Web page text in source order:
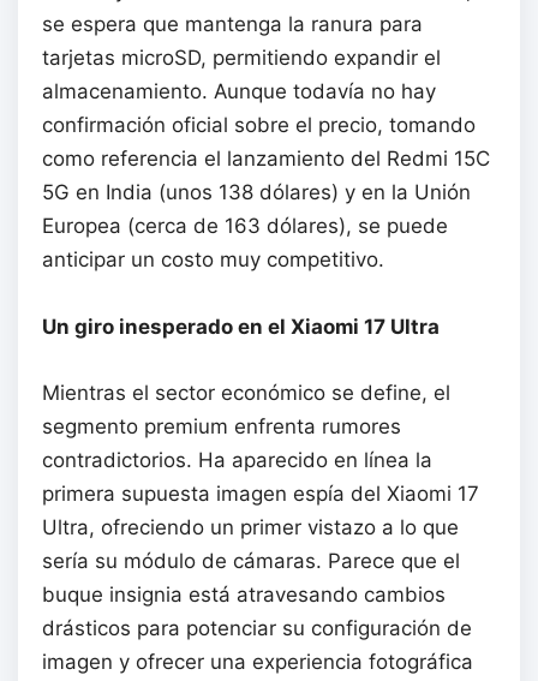
se espera que mantenga la ranura para
tarjetas microSD, permitiendo expandir el
almacenamiento. Aunque todavía no hay
confirmación oficial sobre el precio, tomando
como referencia el lanzamiento del Redmi 15C
5G en India (unos 138 dólares) y en la Unión
Europea (cerca de 163 dólares), se puede
anticipar un costo muy competitivo.
Un giro inesperado en el Xiaomi 17 Ultra
Mientras el sector económico se define, el
segmento premium enfrenta rumores
contradictorios. Ha aparecido en línea la
primera supuesta imagen espía del Xiaomi 17
Ultra, ofreciendo un primer vistazo a lo que
sería su módulo de cámaras. Parece que el
buque insignia está atravesando cambios
drásticos para potenciar su configuración de
imagen y ofrecer una experiencia fotográfica